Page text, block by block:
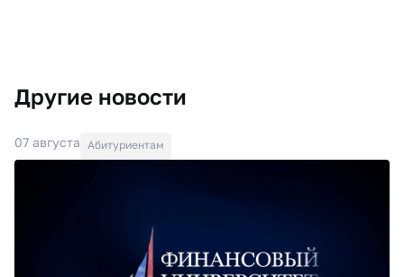
Другие новости
07 августа Абитуриентам